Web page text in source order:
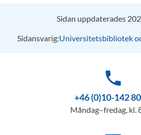
Sidan uppdaterades
Sidansvarig:Universitetsbibliotek
phone
+46 (0)10-142
Måndag–fredag, kl.